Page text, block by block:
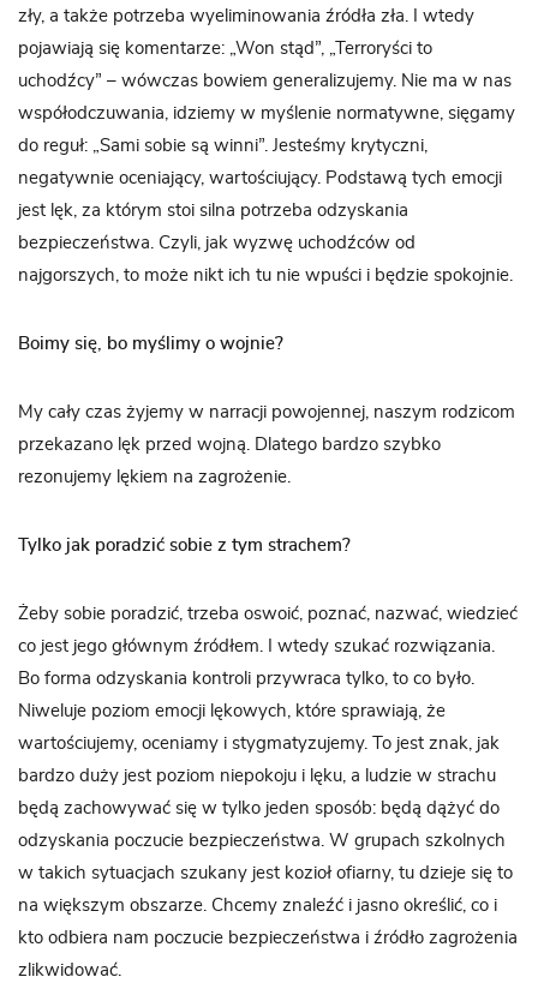
zły, a także potrzeba wyeliminowania źródła zła. I wtedy
pojawiają się komentarze: „Won stąd”, „Terroryści to
uchodźcy” – wówczas bowiem generalizujemy. Nie ma w nas
współodczuwania, idziemy w myślenie normatywne, sięgamy
do reguł: „Sami sobie są winni”. Jesteśmy krytyczni,
negatywnie oceniający, wartościujący. Podstawą tych emocji
jest lęk, za którym stoi silna potrzeba odzyskania
bezpieczeństwa. Czyli, jak wyzwę uchodźców od
najgorszych, to może nikt ich tu nie wpuści i będzie spokojnie.
Boimy się, bo myślimy o wojnie?
My cały czas żyjemy w narracji powojennej, naszym rodzicom
przekazano lęk przed wojną. Dlatego bardzo szybko
rezonujemy lękiem na zagrożenie.
Tylko jak poradzić sobie z tym strachem?
Żeby sobie poradzić, trzeba oswoić, poznać, nazwać, wiedzieć
co jest jego głównym źródłem. I wtedy szukać rozwiązania.
Bo forma odzyskania kontroli przywraca tylko, to co było.
Niweluje poziom emocji lękowych, które sprawiają, że
wartościujemy, oceniamy i stygmatyzujemy. To jest znak, jak
bardzo duży jest poziom niepokoju i lęku, a ludzie w strachu
będą zachowywać się w tylko jeden sposób: będą dążyć do
odzyskania poczucie bezpieczeństwa. W grupach szkolnych
w takich sytuacjach szukany jest kozioł ofiarny, tu dzieje się to
na większym obszarze. Chcemy znaleźć i jasno określić, co i
kto odbiera nam poczucie bezpieczeństwa i źródło zagrożenia
zlikwidować.